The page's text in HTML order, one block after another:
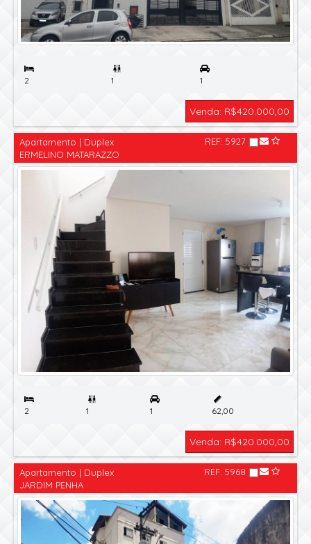
2

1 1
Venda: R$420.000,00
Apartamento | Duplex
ERMELINO MATARAZZO
REF: 5927
2

1 1

62,00
Venda: R$420.000,00
Apartamento | Duplex
JARDIM PENHA
REF: 5968